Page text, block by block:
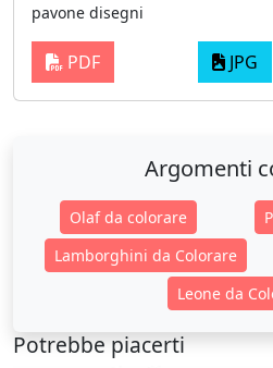
pavone disegni
PDF JPG
Argomenti
Olaf da colorare
Lamborghini da Colorare
Leone da
Potrebbe piacerti